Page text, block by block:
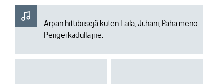
Arpan hittibiisejä kuten Laila, Juhani, Paha meno
Pengerkadulla jne.